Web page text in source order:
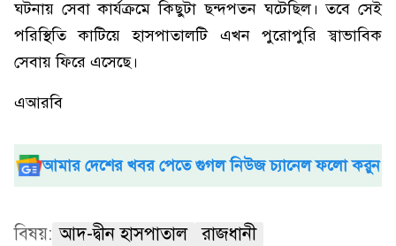
ঘটনায় সেবা কার্যক্রমে কিছুটা ছন্দপতন ঘটেছিল। তবে সেই
পরিস্থিতি কাটিয়ে হাসপাতালটি এখন পুরোপুরি স্বাভাবিক
সেবায় ফিরে এসেছে।
এআরবি
আমার দেশের খবর পেতে গুগল নিউজ চ্যানেল ফলো করুন
বিষয়: আদ-দ্বীন হাসপাতাল রাজধানী